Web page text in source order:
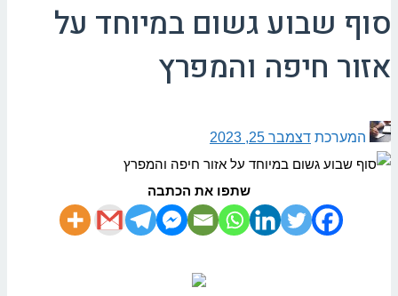
סוף שבוע גשום במיוחד על
אזור חיפה והמפרץ
המערכת דצמבר 25, 2023
שתפו את הכתבה